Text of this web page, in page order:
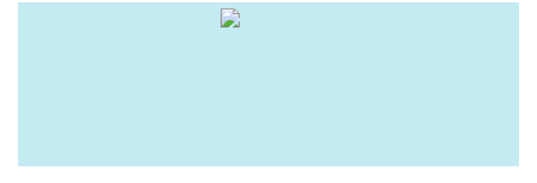
finns i manuskriptform.